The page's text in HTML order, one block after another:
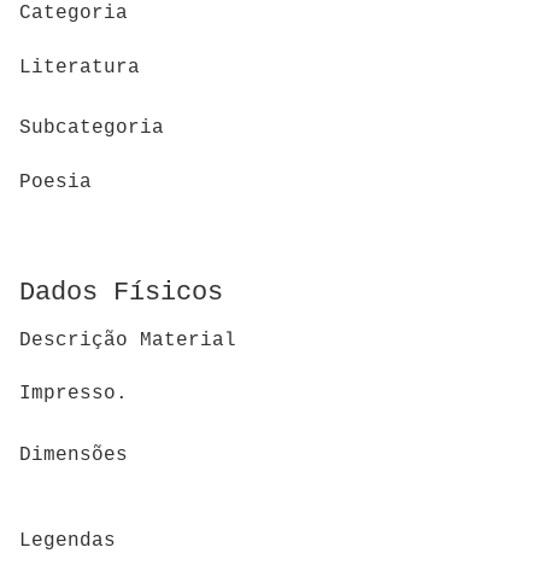
Categoria
Literatura
Subcategoria
Poesia
Dados Físicos
Descrição Material
Impresso.
Dimensões
Legendas